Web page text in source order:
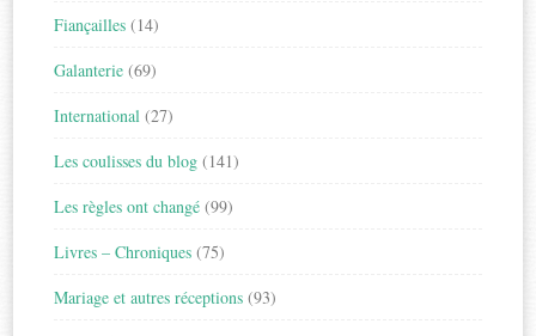
Fiançailles (14)
Galanterie (69)
International (27)
Les coulisses du blog (141)
Les règles ont changé (99)
Livres – Chroniques (75)
Mariage et autres réceptions (93)